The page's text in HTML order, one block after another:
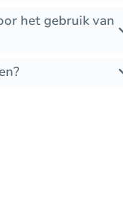
het gebruik van